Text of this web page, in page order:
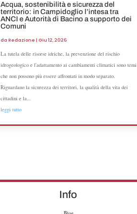
Acqua, sostenibilità e sicurezza del
territorio: in Campidoglio l’intesa tra
ANCI e Autorità di Bacino a supporto dei
Comuni
da Redazione | Giu 12, 2026
La tutela delle risorse idriche, la prevenzione del rischio
idrogeologico e l'adattamento ai cambiamenti climatici sono temi
che non possono più essere affrontati in modo separato.
Riguardano la sicurezza dei territori, la qualità della vita dei
cittadini e la...
leggi tutto
Info